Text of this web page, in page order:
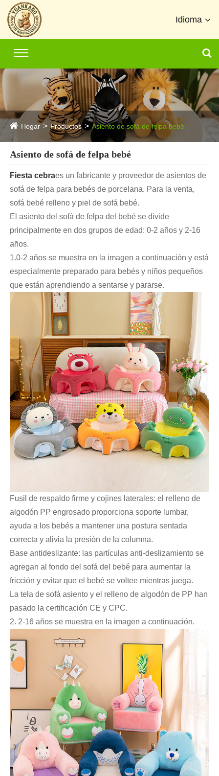
Idioma
Hogar Productos Asiento de sofá de felpa bebé
Asiento de sofá de felpa bebé
Fiesta cebraes un fabricante y proveedor de asientos de
sofá de felpa para bebés de porcelana. Para la venta,
sofá bebé relleno y piel de sofá bebé.
El asiento del sofá de felpa del bebé se divide
principalmente en dos grupos de edad: 0-2 años y 2-16
años.
1.0-2 años se muestra en la imagen a continuación y está
especialmente preparado para bebés y niños pequeños
que están aprendiendo a sentarse y pararse.
Fusil de respaldo firme y cojines laterales: el relleno de
algodón PP engrosado proporciona soporte lumbar,
ayuda a los bebés a mantener una postura sentada
correcta y alivia la presión de la columna.
Base antideslizante: las partículas anti-deslizamiento se
agregan al fondo del sofá del bebé para aumentar la
fricción y evitar que el bebé se voltee mientras juega.
La tela de sofá asiento y el relleno de algodón de PP han
pasado la certificación CE y CPC.
2. 2-16 años se muestra en la imagen a continuación.